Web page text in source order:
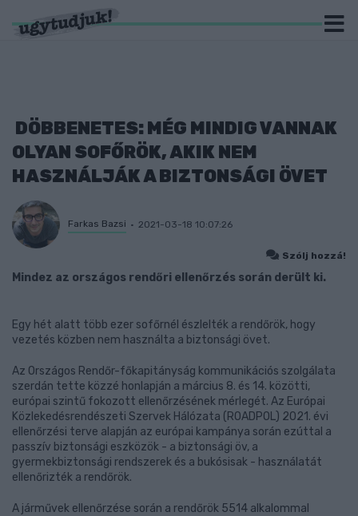
DÖBBENETES: MÉG MINDIG VANNAK
OLYAN SOFŐRÖK, AKIK NEM
HASZNÁLJÁK A BIZTONSÁGI ÖVET
Farkas Bazsi 2021-03-18 10:07:26
Szólj hozzá!
Mindez az országos rendőri ellenőrzés során derült ki.
Egy hét alatt több ezer sofőrnél észlelték a rendőrök, hogy
vezetés közben nem használta a biztonsági övet.
Az Országos Rendőr-főkapitányság kommunikációs szolgálata
szerdán tette közzé honlapján a március 8. és 14. közötti,
európai szintű fokozott ellenőrzésének mérlegét. Az Európai
Közlekedésrendészeti Szervek Hálózata (ROADPOL) 2021. évi
ellenőrzési terve alapján az európai kampánya során ezúttal a
passzív biztonsági eszközök - a biztonsági öv, a
gyermekbiztonsági rendszerek és a bukósisak - használatát
ellenőrizték a rendőrök.
A járművek ellenőrzése során a rendőrök 5514 alkalommal